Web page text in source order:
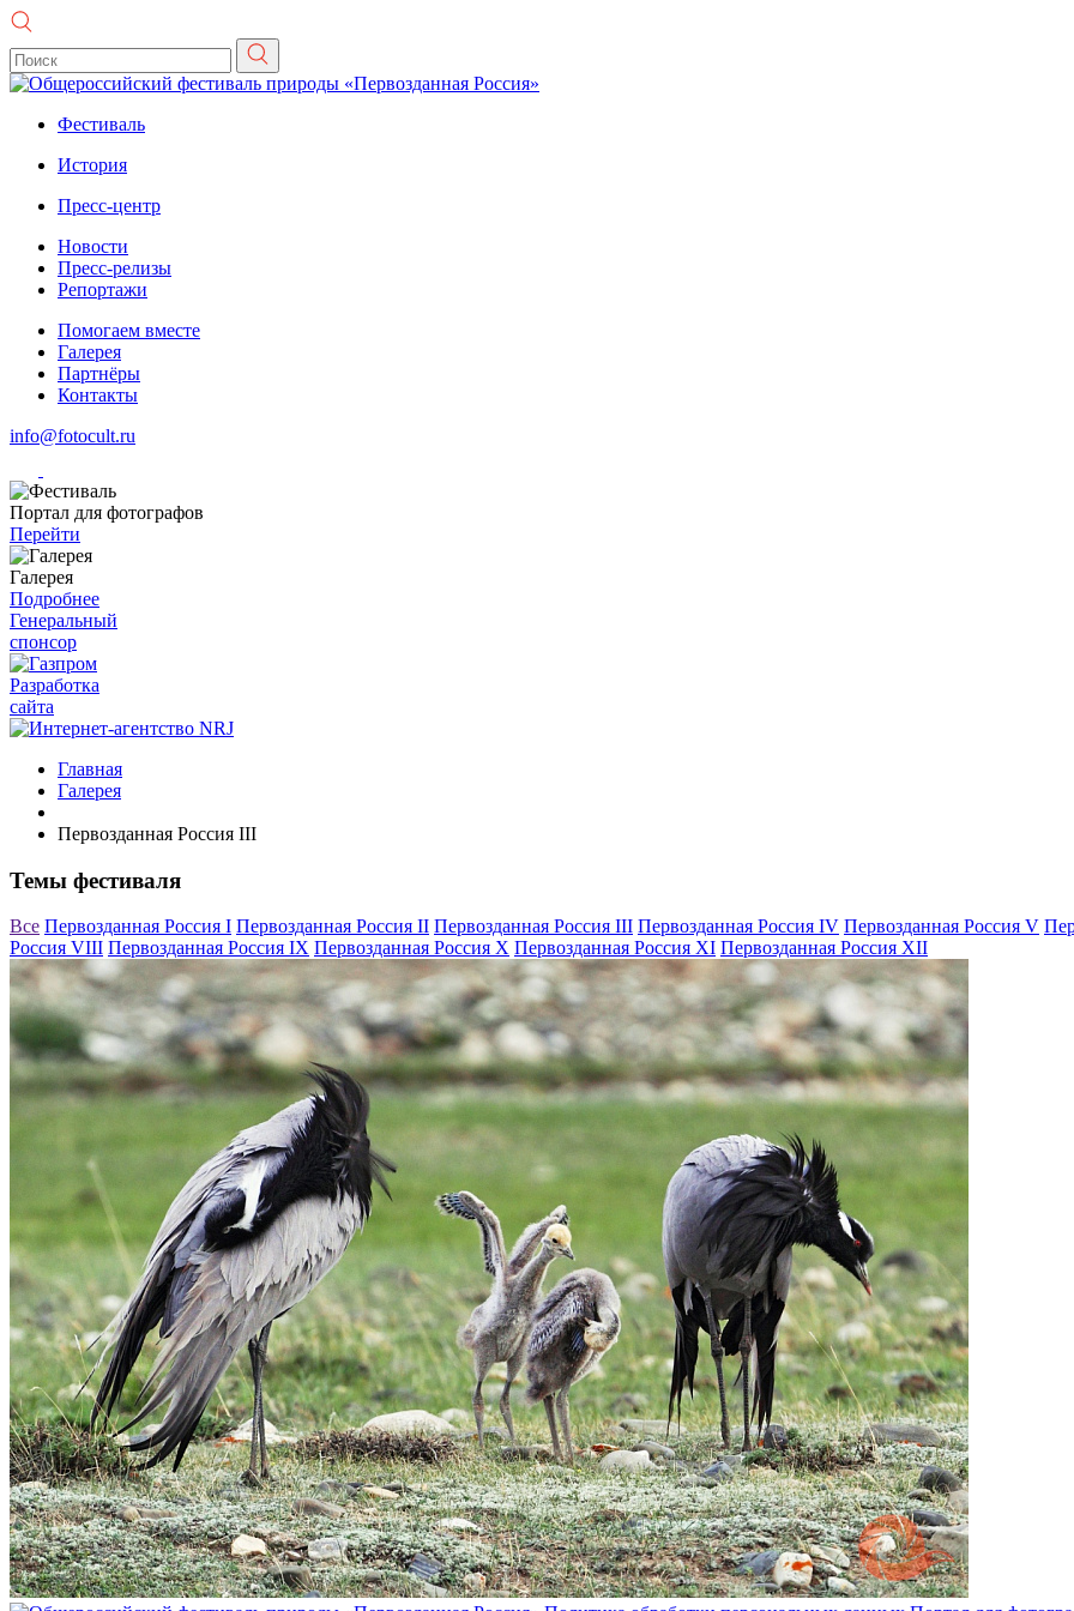
Фестиваль
История
Пресс-центр
Новости
Пресс-релизы
Репортажи
Помогаем вместе
Галерея
Партнёры
Контакты
info@fotocult.ru
Портал для фотографов
Перейти
Галерея
Подробнее
Генеральный
спонсор
Разработка
сайта
Главная
Галерея
Первозданная Россия III
Темы фестиваля
Все Первозданная Россия I Первозданная Россия II Первозданная Россия III Первозданная Россия IV Первозданная Россия V
Россия VIII Первозданная Россия IX Первозданная Россия X Первозданная Россия XI Первозданная Россия XII